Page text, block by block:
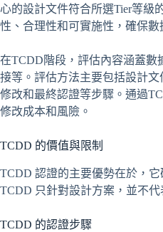
心的設計文件符合所選Tier等級
性、合理性和可實施性，確保
在TCDD階段，評估內容涵蓋數
接等。評估方法主要包括設計
修改和最終認證等步驟。通過
修改成本和風險。
TCDD 的價值與限制
TCDD 認證的主要優勢在於，
TCDD 只針對設計方案，並不
TCDD 的認證步驟